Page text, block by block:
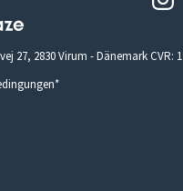
27, 2830 Virum - Dänemark CVR: